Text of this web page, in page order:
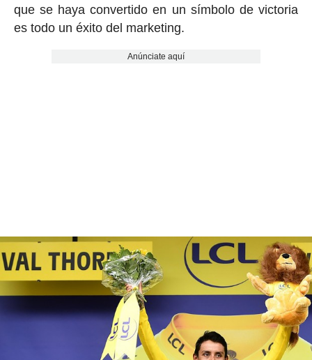
que se haya convertido en un símbolo de victoria
es todo un éxito del marketing.
Anúnciate aquí